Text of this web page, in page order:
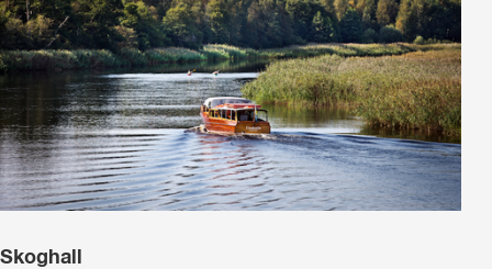
Skoghall